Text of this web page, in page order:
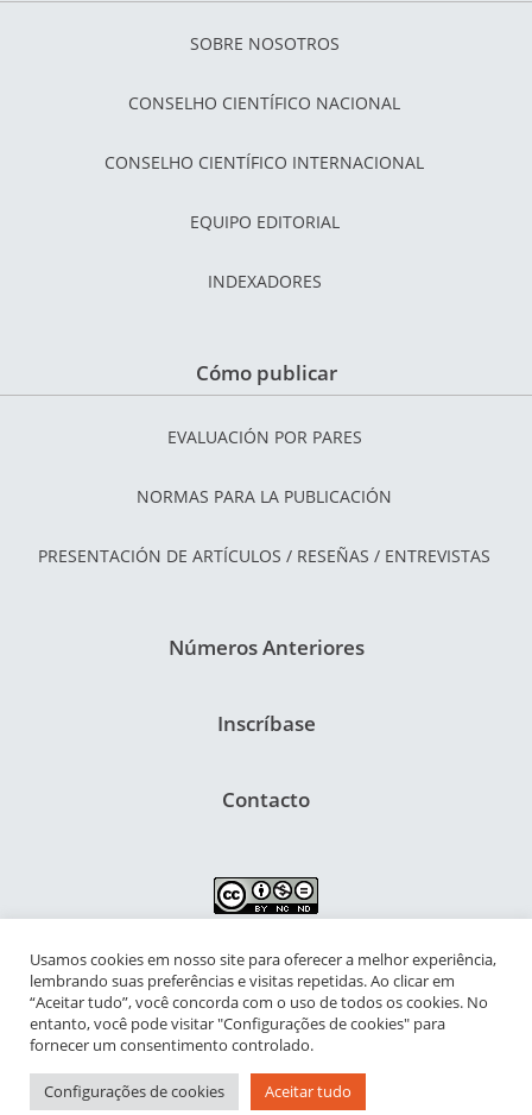
SOBRE NOSOTROS
CONSELHO CIENTÍFICO NACIONAL
CONSELHO CIENTÍFICO INTERNACIONAL
EQUIPO EDITORIAL
INDEXADORES
Cómo publicar
EVALUACIÓN POR PARES
NORMAS PARA LA PUBLICACIÓN
PRESENTACIÓN DE ARTÍCULOS / RESEÑAS / ENTREVISTAS
Números Anteriores
Inscríbase
Contacto
NIPIAC – Núcleo Interdisciplinar de Pesquisa para a Infância e
Adolescência Contemporâneas
Universidade Federal do Rio de Janeiro - Campus da Praia Vermelha
Av. Pasteur, 250 – Urca, Prédio da Decania do CFCH
Usamos cookies em nosso site para oferecer a melhor experiência,
lembrando suas preferências e visitas repetidas. Ao clicar em
“Aceitar tudo”, você concorda com o uso de todos os cookies. No
entanto, você pode visitar "Configurações de cookies" para
fornecer um consentimento controlado.
Configurações de cookies Aceitar tudo